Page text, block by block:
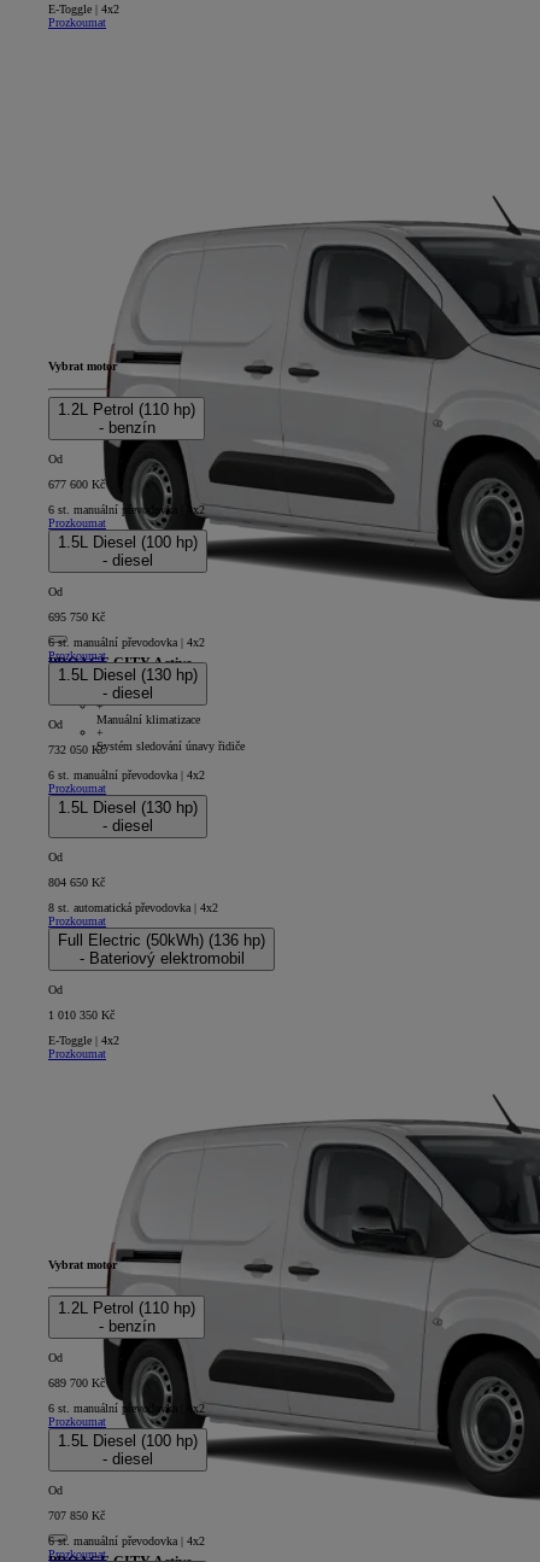
E-Toggle | 4x2
Prozkoumat
PROACE CITY Active
4D - Panel Van Short
+
Manuální klimatizace
+
Systém sledování únavy řidiče
Vybrat motor
1.2L Petrol (110 hp)
- benzín
Od
677 600 Kč
6 st. manuální převodovka | 4x2
Prozkoumat
1.5L Diesel (100 hp)
- diesel
Od
695 750 Kč
6 st. manuální převodovka | 4x2
Prozkoumat
1.5L Diesel (130 hp)
- diesel
Od
732 050 Kč
6 st. manuální převodovka | 4x2
Prozkoumat
1.5L Diesel (130 hp)
- diesel
Od
804 650 Kč
8 st. automatická převodovka | 4x2
Prozkoumat
Full Electric (50kWh) (136 hp)
- Bateriový elektromobil
Od
1 010 350 Kč
E-Toggle | 4x2
Prozkoumat
Vybrat motor
1.2L Petrol (110 hp)
- benzín
Od
689 700 Kč
6 st. manuální převodovka | 4x2
Prozkoumat
1.5L Diesel (100 hp)
- diesel
Od
707 850 Kč
6 st. manuální převodovka | 4x2
Prozkoumat